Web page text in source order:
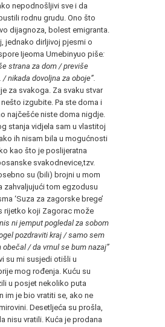
nepodnošljivi sve i da
rodnu grudu. Ono što
dijagnoza, bolest emigranta.
jednako dirljivoj pjesmi o
Ijeoma Umebinyuo piše:
strana za dom / previše
nikada dovoljna za oboje”.
za svakoga. Za svaku stvar
izgubite. Pa ste doma i
najčešće niste doma nigdje.
stanja vidjela sam u vlastitoj
ih nisam bila u mogućnosti
kao što je poslijeratna
svakodnevice,tzv.
su (bili) brojni u mom
zahvaljujući tom egzodusu
‘Suza za zagorske brege’
rijetko koji Zagorac može
nis ni jemput pogledal za sobom
pozdraviti kraj / samo sem
obečal / da vrnul se bum nazaj”
su mi susjedi otišli u
mog rođenja. Kuću su
u posjet nekoliko puta
im je bio vratiti se, ako ne
Desetljeća su prošla,
nisu vratili. Kuća je prodana